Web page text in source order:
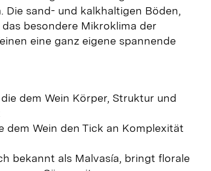
Die sand- und kalkhaltigen Böden,
besondere Mikroklima der
eine ganz eigene spannende
dem Wein Körper, Struktur und
dem Wein den Tick an Komplexität
bekannt als Malvasía, bringt florale